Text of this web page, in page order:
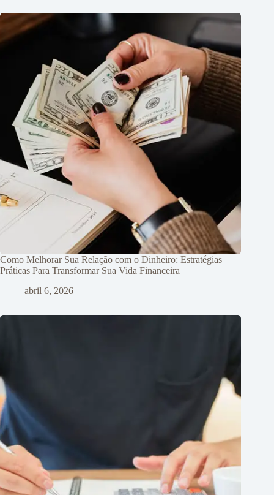
Como Melhorar Sua Relação com o Dinheiro: Estratégias
Práticas Para Transformar Sua Vida Financeira
abril 6, 2026